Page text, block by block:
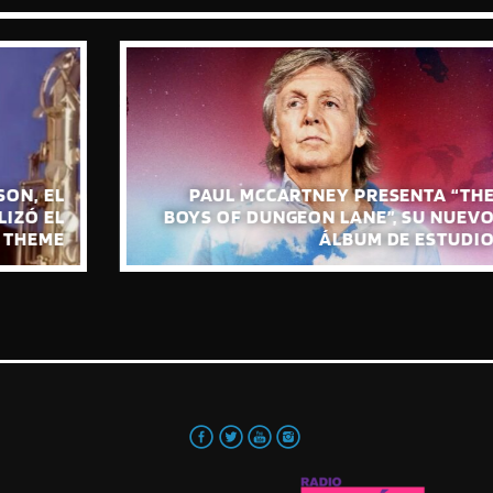
PAUL MCCARTNEY PRESENTA “THE
BOYS OF DUNGEON LANE”, SU NUEVO
ÁLBUM DE ESTUDIO